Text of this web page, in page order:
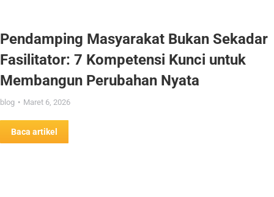
Pendamping Masyarakat Bukan Sekadar
Fasilitator: 7 Kompetensi Kunci untuk
Membangun Perubahan Nyata
blog Maret 6, 2026
Baca artikel